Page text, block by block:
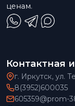
ценам.
Контактная
г. Иркутск, ул.
8(3952)600035
605359@prom-